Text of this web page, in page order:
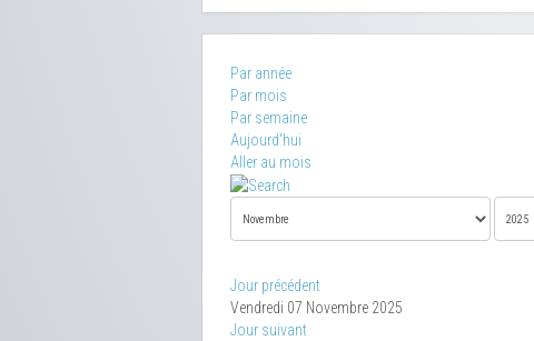
Par année
Par mois
Par semaine
Aujourd'hui
Aller au mois
Jour précédent
Vendredi 07 Novembre 2025
Jour suivant